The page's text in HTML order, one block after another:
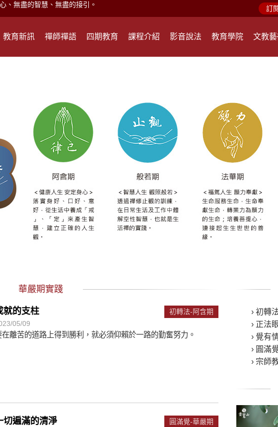
。
在？
，讓生命更寬廣。
、無盡的智慧、無盡的接引。
。
頭就開。
在？
，讓生命更寬廣。
訂
教育新訊 禪師禪語 四期教育 課程介紹 影音說法 教育學院 文教
華嚴期實踐
就的支柱
05/09
在離苦的道路上得到勝利，就必須仰賴於一路的勤奮努力。
初轉法-阿含期
切遍滿的清淨 圓滿覺-華嚴期
› 初轉
› 正法
› 覺有
› 圓滿
› 宗師